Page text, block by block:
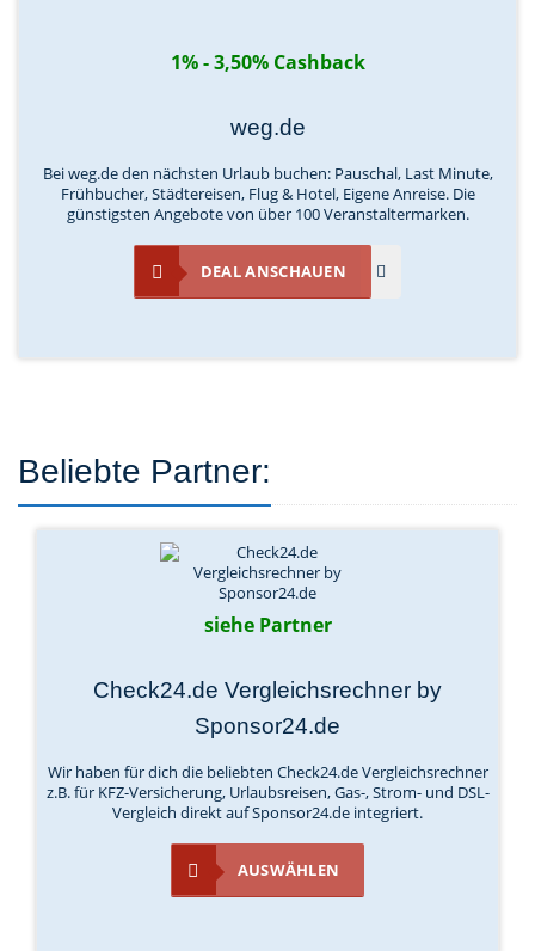
1% - 3,50% Cashback
weg.de
Bei weg.de den nächsten Urlaub buchen: Pauschal, Last Minute,
Frühbucher, Städtereisen, Flug & Hotel, Eigene Anreise. Die
günstigsten Angebote von über 100 Veranstaltermarken.
DEAL ANSCHAUEN
Beliebte Partner:
siehe Partner
Check24.de Vergleichsrechner by
Sponsor24.de
Wir haben für dich die beliebten Check24.de Vergleichsrechner
z.B. für KFZ-Versicherung, Urlaubsreisen, Gas-, Strom- und DSL-
Vergleich direkt auf Sponsor24.de integriert.
AUSWÄHLEN